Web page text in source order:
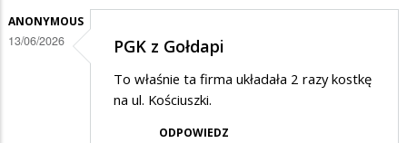
ANONYMOUS
13/06/2026 PGK z Gołdapi
To właśnie ta firma układała 2 razy kostkę
na ul. Kościuszki.
ODPOWIEDZ